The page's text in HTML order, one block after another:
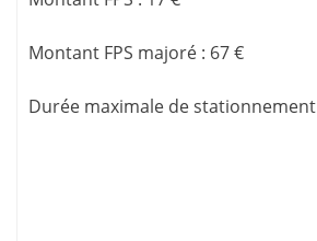
Montant FPS majoré : 67 €
Durée maximale de stationnement